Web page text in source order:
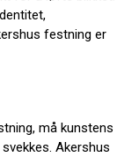
festning er
må kunstens
Akershus